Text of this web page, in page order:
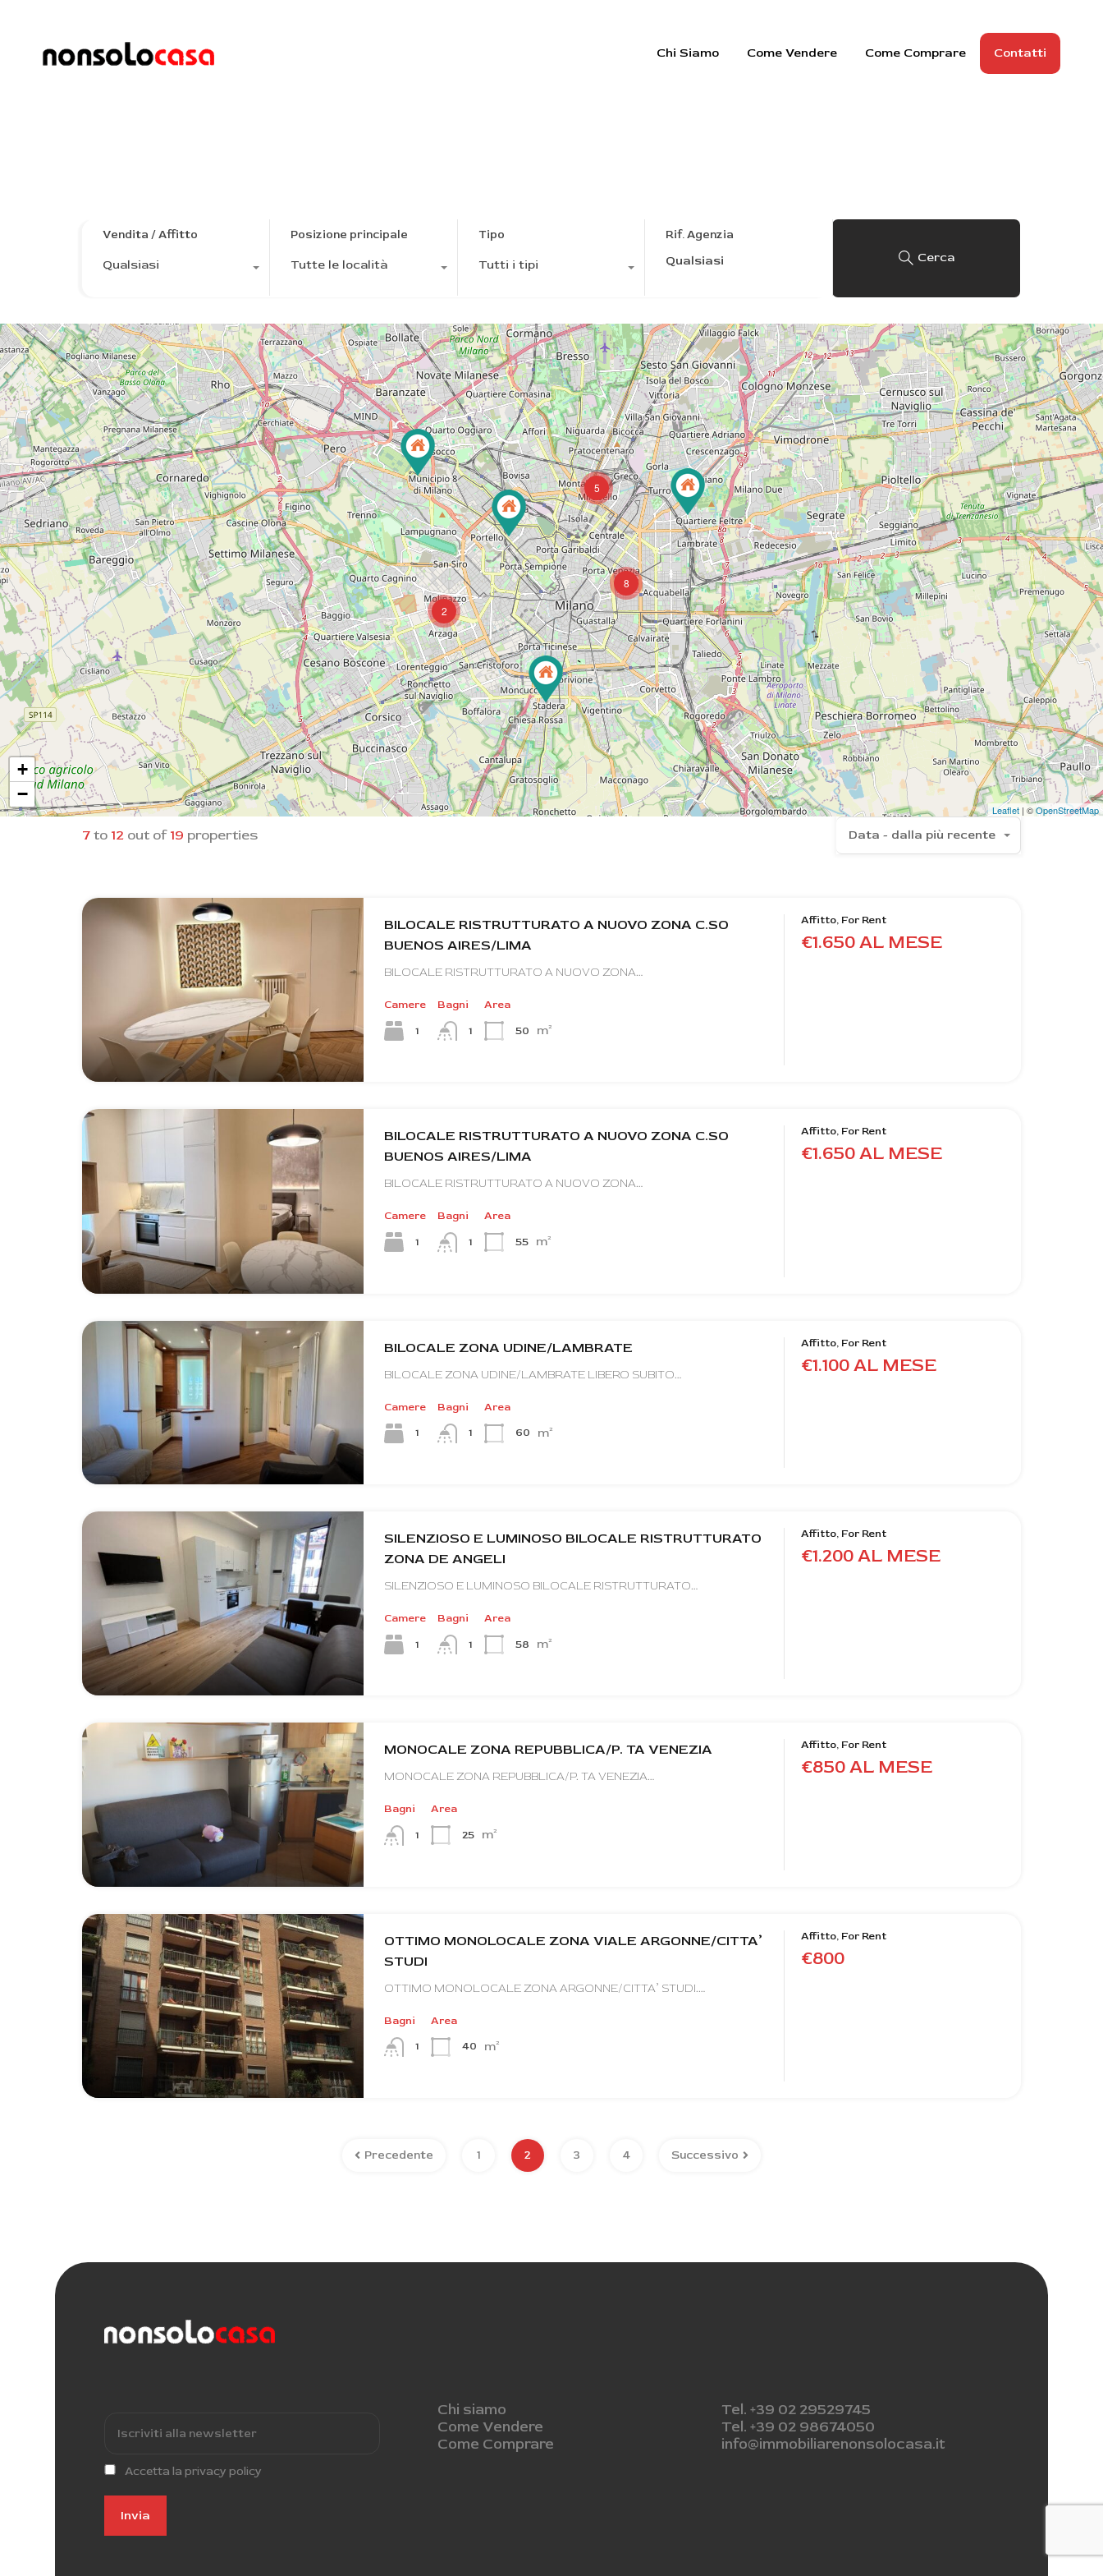
Chi Siamo Come Vendere Come Comprare Contatti
ARIA CONDIZIONATA
Vendita / Affitto
Qualsiasi
Posizione principale
Tutte le località
Tipo
Tutti i tipi
Rif. Agenzia
Cerca
2
5
8
+
−
Leaflet | ©OpenStreetMap
7to 12 out of19 properties Data - dalla più recente
BILOCALE RISTRUTTURATO A NUOVO ZONA C.SO
BUENOS AIRES/LIMA
BILOCALE RISTRUTTURATO A NUOVO ZONA…
Camere
1
Bagni
1
Area
50
m²
Affitto, For Rent
€1.650 AL MESE
BILOCALE RISTRUTTURATO A NUOVO ZONA C.SO
BUENOS AIRES/LIMA
BILOCALE RISTRUTTURATO A NUOVO ZONA…
Camere
1
Bagni
1
Area
55
m²
Affitto, For Rent
€1.650 AL MESE
BILOCALE ZONA UDINE/LAMBRATE
BILOCALE ZONA UDINE/LAMBRATE LIBERO SUBITO…
Camere
1
Bagni
1
Area
60
m²
Affitto, For Rent
€1.100 AL MESE
SILENZIOSO E LUMINOSO BILOCALE RISTRUTTURATO
ZONA DE ANGELI
SILENZIOSO E LUMINOSO BILOCALE RISTRUTTURATO…
Camere
1
Bagni
1
Area
58
m²
Affitto, For Rent
€1.200 AL MESE
MONOCALE ZONA REPUBBLICA/P. TA VENEZIA
MONOCALE ZONA REPUBBLICA/P. TA VENEZIA…
Bagni
1
Area
25
m²
Affitto, For Rent
€850 AL MESE
OTTIMO MONOLOCALE ZONA VIALE ARGONNE/CITTA’
STUDI
OTTIMO MONOLOCALE ZONA ARGONNE/CITTA’ STUDI.…
Bagni
1
Area
40
m²
Affitto, For Rent
€800
Precedente 1 2 3 4 Successivo
Accetta la privacy policy
Chi siamo
Come Vendere
Come Comprare
Tel. +39 02 29529745
Tel. +39 02 98674050
info@immobiliarenonsolocasa.it